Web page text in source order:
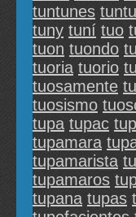
tuntunes
tuny tuní tuo
tuon tuondo
tuoria tuorio
tuosamente
tuosismo
tupa tupac
tupamara
tupamarista
tupamaros
tupana tupas